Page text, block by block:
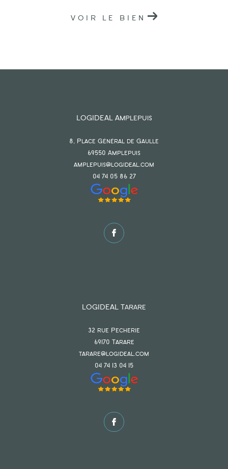
VOIR LE BIEN
LOGIDEAL Amplepuis
8, Place Général de Gaulle
69550 amplepuis
amplepuis@logideal.com
04 74 05 86 27
LOGIDEAL Tarare
32 rue Pecherie
69170 tarare
tarare@logideal.com
04 74 13 04 15